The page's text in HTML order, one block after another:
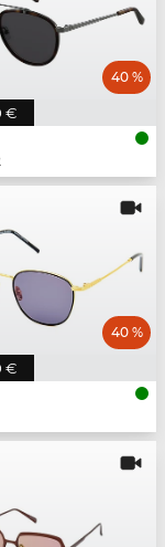
€
40 %
€
40 %